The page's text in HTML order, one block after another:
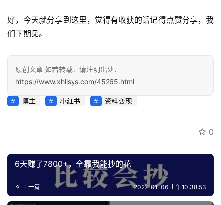
好，今天就分享到这里，觉得有收获的话记得点赞分享，我
们下期见。
原创文章 如若转载，请注明出处：
https://www.xhllsys.com/45265.html
博主 小红书 资料变现
0
6天赚了7800+，全靠我能抄的花
上一篇 2022-01-06 上午10:38:53